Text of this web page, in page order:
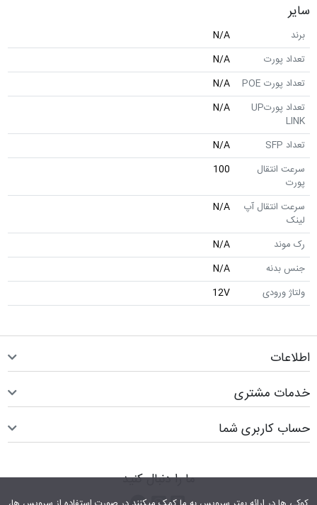
سایر
برند
N/A
تعداد پورت
N/A
تعداد پورت POE
N/A
تعداد پورتUP
LINK
N/A
تعداد SFP
N/A
سرعت انتقال
پورت
100
سرعت انتقال آپ
لینک
N/A
رک موند
N/A
جنس بدنه
N/A
ولتاژ ورودی
12V
اطلاعات
خدمات مشتری
حساب کاربری شما
ما را دنبال کنید